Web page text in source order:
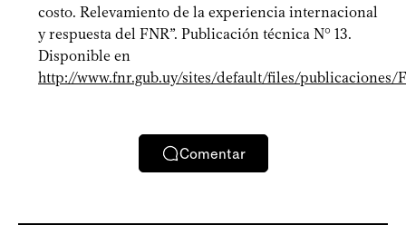
costo. Relevamiento de la experiencia internacional
y respuesta del FNR”. Publicación técnica N° 13.
Disponible en
http://www.fnr.gub.uy/sites/default/files/publicaciones/
Comentar